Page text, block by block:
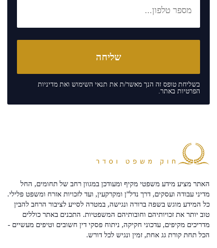
בשליחת טופס זה הנך מאשר/ת את תנאי השימוש ואת מדיניות
הפרטיות באתר.
האתר מציע מידע משפטי מקיף ומעודכן במגוון רחב של תחומים, החל
מדיני עבודה ועסקים, דרך נדל"ן ומקרקעין, ועד לזכויות אזרח ומשפט פלילי.
כל המידע מוגש בשפה ברורה ונגישה, במטרה לסייע לציבור הרחב להבין
טוב יותר את זכויותיהם וחובותיהם המשפטיות. התכנים באתר כוללים
מדריכים מקיפים, עדכוני חקיקה, ניתוח פסקי דין חשובים וטיפים מעשיים -
הכל תחת קורת גג אחת, זמין ונגיש לכל דורש.